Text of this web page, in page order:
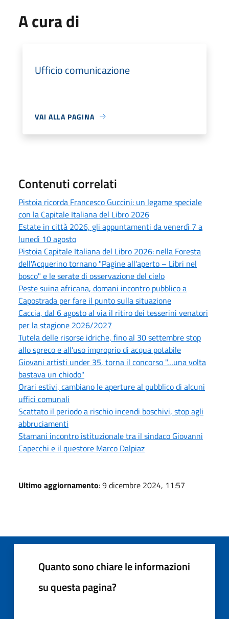
A cura di
Ufficio comunicazione
VAI ALLA PAGINA
Contenuti correlati
Pistoia ricorda Francesco Guccini: un legame speciale
con la Capitale Italiana del Libro 2026
Estate in città 2026, gli appuntamenti da venerdì 7 a
lunedì 10 agosto
Pistoia Capitale Italiana del Libro 2026: nella Foresta
dell'Acquerino tornano "Pagine all'aperto – Libri nel
bosco" e le serate di osservazione del cielo
Peste suina africana, domani incontro pubblico a
Capostrada per fare il punto sulla situazione
Caccia, dal 6 agosto al via il ritiro dei tesserini venatori
per la stagione 2026/2027
Tutela delle risorse idriche, fino al 30 settembre stop
allo spreco e all’uso improprio di acqua potabile
Giovani artisti under 35, torna il concorso "…una volta
bastava un chiodo"
Orari estivi, cambiano le aperture al pubblico di alcuni
uffici comunali
Scattato il periodo a rischio incendi boschivi, stop agli
abbruciamenti
Stamani incontro istituzionale tra il sindaco Giovanni
Capecchi e il questore Marco Dalpiaz
Ultimo aggiornamento: 9 dicembre 2024, 11:57
Quanto sono chiare le informazioni
su questa pagina?